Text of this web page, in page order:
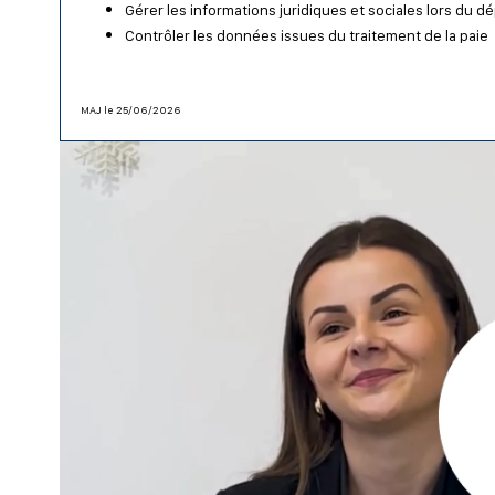
Gérer les informations juridiques et sociales lors du
Contrôler les données issues du traitement de la paie
MAJ le 25/06/2026
Lecteur
vidéo